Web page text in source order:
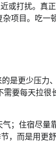
或打扰。真
项目。吃一
是更少压力
要每天拉很
；住宿尽量
，而是用更